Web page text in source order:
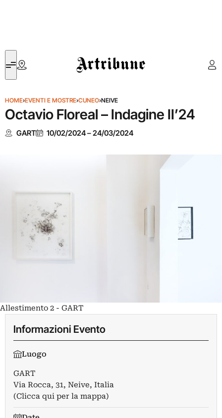
Artribune
HOME›EVENTI E MOSTRE›CUNEO›NEIVE
Octavio Floreal – Indagine II’24
GART 10/02/2024–24/03/2024
Allestimento 2 - GART
Informazioni Evento
Luogo
GART
Via Rocca, 31, Neive, Italia
(Clicca qui per la mappa)